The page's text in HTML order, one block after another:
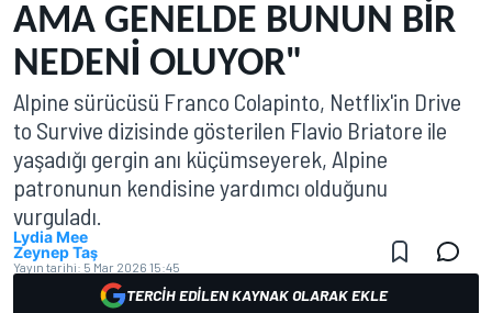
AMA GENELDE BUNUN BIR
NEDENI OLUYOR"
Alpine sürücüsü Franco Colapinto, Netflix'in Drive
to Survive dizisinde gösterilen Flavio Briatore ile
yaşadığı gergin anı küçümseyerek, Alpine
patronunun kendisine yardımcı olduğunu
vurguladı.
Lydia Mee
Zeynep Taş
Yayın tarihi: 5 Mar 2026 15:45
TERCIH EDILEN KAYNAK OLARAK EKLE